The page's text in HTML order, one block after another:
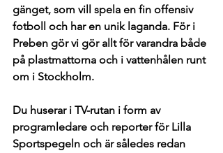
gänget, som vill spela en fin offensiv
fotboll och har en unik laganda. För i
Preben gör vi gör allt för varandra både
på plastmattorna och i vattenhålen runt
om i Stockholm.
Du huserar i TV-rutan i form av
programledare och reporter för Lilla
Sportspegeln och är således redan